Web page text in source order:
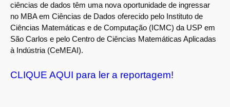
ciências de dados têm uma nova oportunidade de ingressar
no MBA em Ciências de Dados oferecido pelo Instituto de
Ciências Matemáticas e de Computação (ICMC) da USP em
São Carlos e pelo Centro de Ciências Matemáticas Aplicadas
à Indústria (CeMEAI).
CLIQUE AQUI para ler a reportagem!